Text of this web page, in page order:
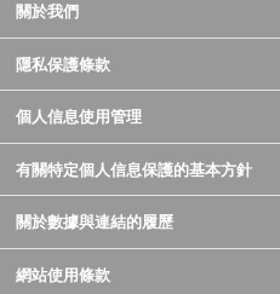
關於我們
隱私保護條款
個人信息使用管理
有關特定個人信息保護的基本方針
關於數據與連結的履歷
網站使用條款